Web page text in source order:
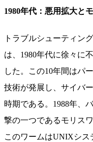
1980年代：悪用拡大と
トラブルシューティン
は、1980年代に徐々に
した。この10年間はパ
技術が発展し、サイバ
時期である。1988年、
撃の一つであるモリス
このワームはUNIXシ